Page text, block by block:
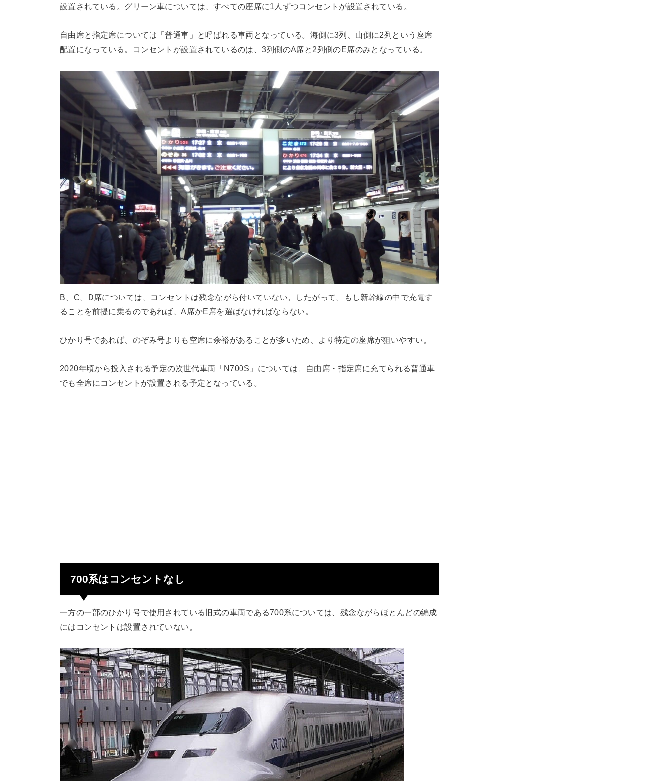
設置されている。グリーン車については、すべての座席に1人ずつコンセントが設置されている。
自由席と指定席については「普通車」と呼ばれる車両となっている。海側に3列、山側に2列という座席
配置になっている。コンセントが設置されているのは、3列側のA席と2列側のE席のみとなっている。
B、C、D席については、コンセントは残念ながら付いていない。したがって、もし新幹線の中で充電す
ることを前提に乗るのであれば、A席かE席を選ばなければならない。
ひかり号であれば、のぞみ号よりも空席に余裕があることが多いため、より特定の座席が狙いやすい。
2020年頃から投入される予定の次世代車両「N700S」については、自由席・指定席に充てられる普通車
でも全席にコンセントが設置される予定となっている。
700系はコンセントなし
一方の一部のひかり号で使用されている旧式の車両である700系については、残念ながらほとんどの編成
にはコンセントは設置されていない。